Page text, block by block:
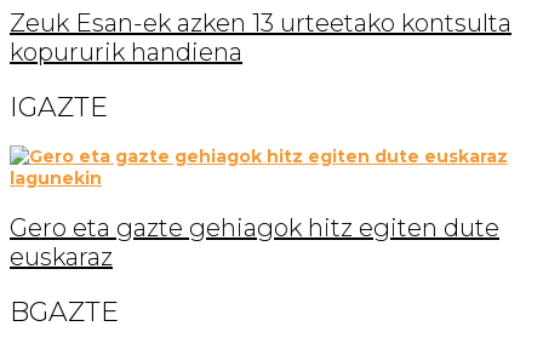
Zeuk Esan-ek azken 13 urteetako kontsulta
kopururik handiena
IGAZTE
Gero eta gazte gehiagok hitz egiten dute
euskaraz
BGAZTE